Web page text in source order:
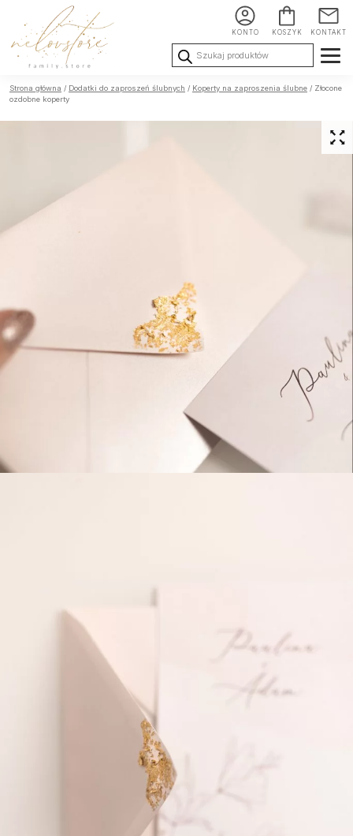
KONTO KOSZYK KONTAKT
Wyszukiwarka
produktów
Ślub i
Wesele
Chrzest i
Urodziny i
Strona główna / Dodatki do zaproszeń ślubnych / Koperty na zaproszenia ślubne / Złocone
ozdobne koperty